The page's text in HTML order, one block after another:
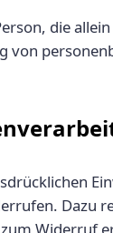
die
von
Dazu